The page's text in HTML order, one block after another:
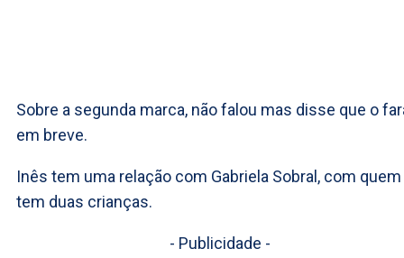
Sobre a segunda marca, não falou mas disse que o
em breve.
Inês tem uma relação com Gabriela Sobral, com quem
tem duas crianças.
- Publicidade -